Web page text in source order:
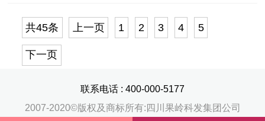
共45条 上一页 1 2 3 4 5
下一页
联系电话 : 400-000-5177
2007-2020©版权及商标所有:四川果岭科发集团公司